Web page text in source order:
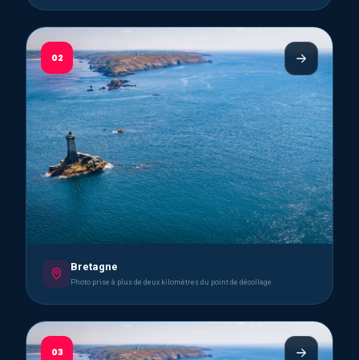
02
Bretagne
Photo prise à plus de deux kilomètres du point de décollage
03